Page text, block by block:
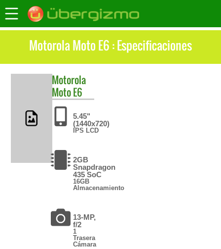
Motorola Moto E6 : Especificaciones
Motorola
Moto E6
5.45"
(1440x720)
IPS LCD
2GB
Snapdragon
435 SoC
16GB
Almacenamiento
13-MP,
f/2
1
Trasera
Cámara